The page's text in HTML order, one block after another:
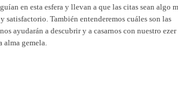
en esta esfera y llevan a que las citas sean algo
satisfactorio. También entenderemos cuáles son las
ayudarán a descubrir y a casarnos con nuestro ezer
alma gemela.